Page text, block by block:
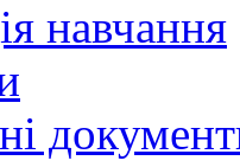
навчання